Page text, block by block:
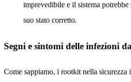
imprevedibile e il sistema
suo stato corretto.
Segni e sintomi delle infezioni
Come sappiamo, i rootkit nella sicurezza